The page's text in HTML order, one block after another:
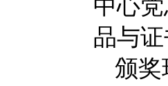
中心
品与
颁奖